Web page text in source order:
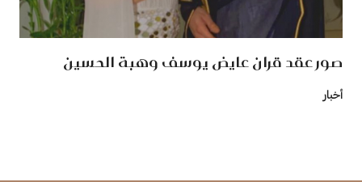
صور عقد قران عايض يوسف وهبة الحسين
أخبار